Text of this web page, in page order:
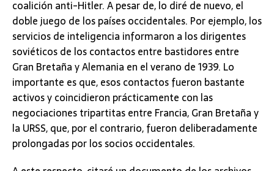
coalición anti-Hitler. A pesar de, lo diré de nuevo, el
doble juego de los países occidentales. Por ejemplo, los
servicios de inteligencia informaron a los dirigentes
soviéticos de los contactos entre bastidores entre
Gran Bretaña y Alemania en el verano de 1939. Lo
importante es que, esos contactos fueron bastante
activos y coincidieron prácticamente con las
negociaciones tripartitas entre Francia, Gran Bretaña y
la URSS, que, por el contrario, fueron deliberadamente
prolongadas por los socios occidentales.